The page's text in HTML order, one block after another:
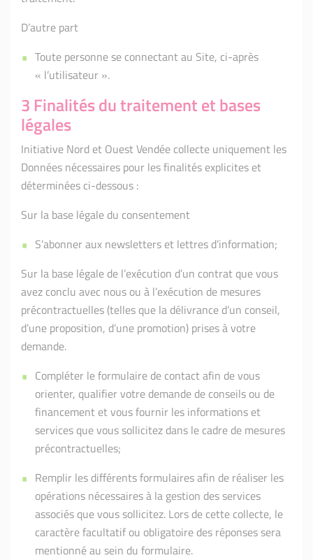
D’autre part
Toute personne se connectant au Site, ci-après
« l’utilisateur ».
3 Finalités du traitement et bases
légales
Initiative Nord et Ouest Vendée collecte uniquement les
Données nécessaires pour les finalités explicites et
déterminées ci-dessous :
Sur la base légale du consentement
S’abonner aux newsletters et lettres d’information;
Sur la base légale de l’exécution d’un contrat que vous
avez conclu avec nous ou à l’exécution de mesures
précontractuelles (telles que la délivrance d’un conseil,
d’une proposition, d’une promotion) prises à votre
demande.
Compléter le formulaire de contact afin de vous
orienter, qualifier votre demande de conseils ou de
financement et vous fournir les informations et
services que vous sollicitez dans le cadre de mesures
précontractuelles;
Remplir les différents formulaires afin de réaliser les
opérations nécessaires à la gestion des services
associés que vous sollicitez. Lors de cette collecte, le
caractère facultatif ou obligatoire des réponses sera
mentionné au sein du formulaire.